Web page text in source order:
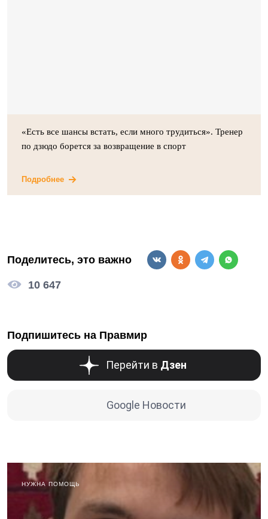
«Есть все шансы встать, если много трудиться». Тренер
по дзюдо борется за возвращение в спорт
Подробнее
Поделитесь, это важно
10 647
Подпишитесь на Правмир
Перейти в Дзен
Google Новости
НУЖНА ПОМОЩЬ